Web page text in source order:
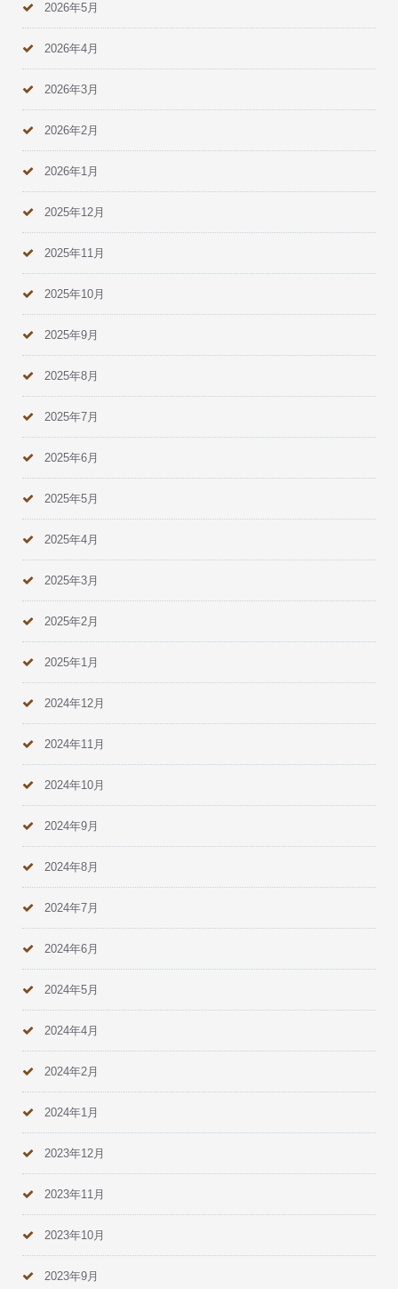
2026年5月
2026年4月
2026年3月
2026年2月
2026年1月
2025年12月
2025年11月
2025年10月
2025年9月
2025年8月
2025年7月
2025年6月
2025年5月
2025年4月
2025年3月
2025年2月
2025年1月
2024年12月
2024年11月
2024年10月
2024年9月
2024年8月
2024年7月
2024年6月
2024年5月
2024年4月
2024年2月
2024年1月
2023年12月
2023年11月
2023年10月
2023年9月